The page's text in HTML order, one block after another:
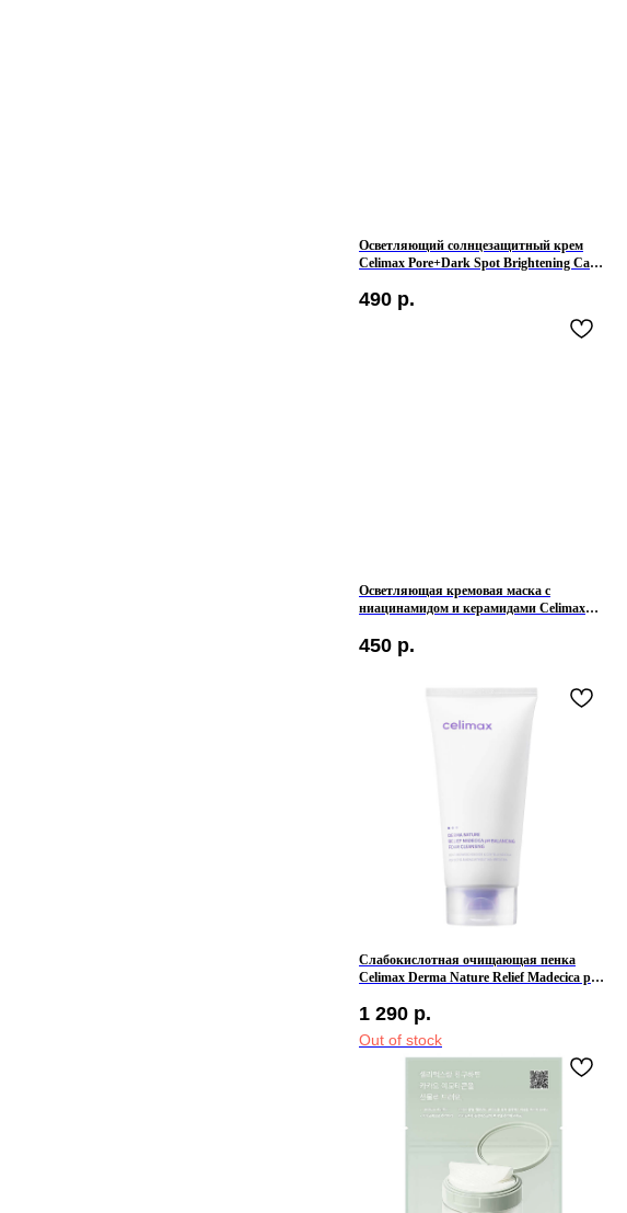
Слабокислотная очищающая пенка
Celimax Derma Nature Relief Madecica pH
1 290 р.
Out of stock
Осветляющий солнцезащитный крем
Celimax Pore+Dark Spot Brightening Care
490 р.
Осветляющая кремовая маска с
ниацинамидом и керамидами Celimax
450 р.